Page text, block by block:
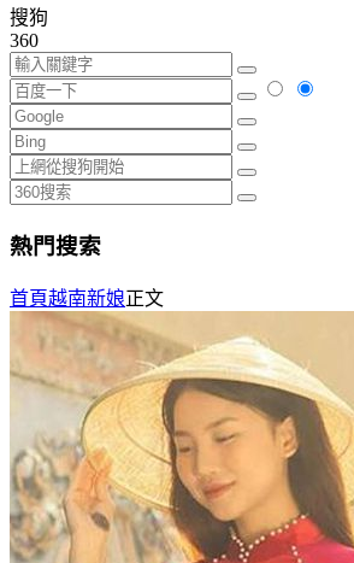
搜狗
360
熱門搜索
首頁越南新娘正文